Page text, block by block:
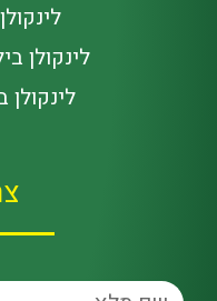
לינקולן
לינקולן